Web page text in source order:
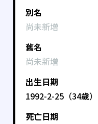
別名
尚未新增
舊名
尚未新增
出生日期
1992-2-25（34歲）
死亡日期